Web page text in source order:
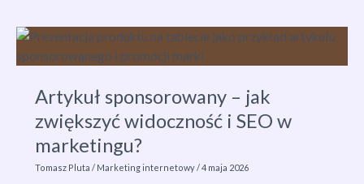
Facebooku
–
to
jest
jak
zwiększyć
Artykuł sponsorowany – jak
zwiększyć widoczność i SEO w
marketingu?
Tomasz Pluta/ Marketing internetowy/4 maja 2026